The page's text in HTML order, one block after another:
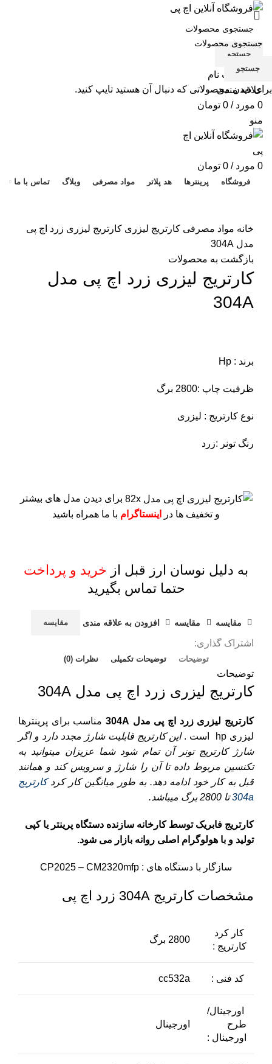
جستجو
ورود / ثبت نام
علاقه مندی
0 مورد /
0 تومان
منو
0 مورد /
0 تومان
فروشگاه پرینترها هد پلاتر مواد مصرفی وبلاگ تماس با ما
خانه مواد مصرفی کارتریج لیزری کارتریج لیزری زرد اچ پی
مدل 304A
بازگشت به محصولات
کارتریج لیزری زرد اچ پی مدل
304A
برند : Hp
ظرفیت چاپ :2800 برگ
نوع کارتریج : لیزری
رنگ تونر :زرد
برای دیدن مدل های بیشتر
و تخفیف ها در
اینستاگرام با ما همراه باشید
به دلیل نوسان ارز قبل از خرید و پرداخت
حتما تماس بگیرید
مقايسه مقایسه افزودن به علاقه مندی مقایسه
اشتراک گذاری:
توضیحات توضیحات تکمیلی نظرات (0)
توضیحات
کارتریج لیزری زرد اچ پی مدل 304A
کارتریج لیزری زرد اچ پی مدل 304A
مناسب برای پرینترها
لیزری
است . این کارتریج قابلیت شارژ مجدد دارد و اگر
شارژ کارتریج تونر آن تمام شود شما عزیزان میتوانید به
تکنسین مربوط داده تا آن را شارژ و سرویس کند و همانند
قبل به کار خود ادامه دهد. به طور میانگین کار کردکارتریج
304aتا 2800 برگ میباشد.
کارتریج فابریک توسط کارخانه سازنده دستگاه پرینتر یا کپی
تولید و با هولوگرام اصلی روانه بازار می شود.
سازگار با دستگاه های : CP2025 – CM2320mfp
مشخصات کارتریج 304A زرد اچ پی
کار کرد
کارتریج :
کد فنی :
اورجینال/
طرح
اورجینال :
اورجینال
جستجو
برای دیدن محصولاتی که دنبال آن هستید تایپ کنید.